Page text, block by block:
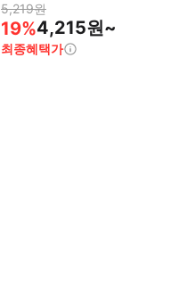
5,219원
19%4,215원~
최종혜택가